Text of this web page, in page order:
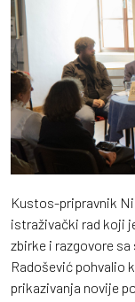
Kustos-pripravnik
istraživački rad koji
zbirke i razgovore
Radošević pohvalio
prikazivanja novije